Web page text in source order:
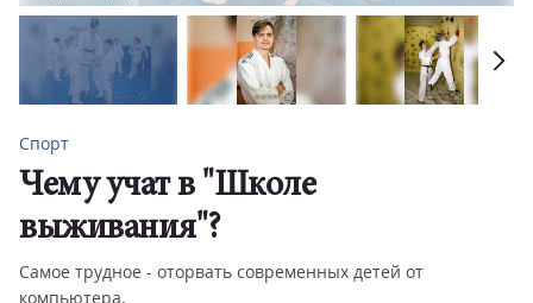
Спорт
Чему учат в "Школе
выживания"?
Самое трудное - оторвать современных детей от
компьютера.